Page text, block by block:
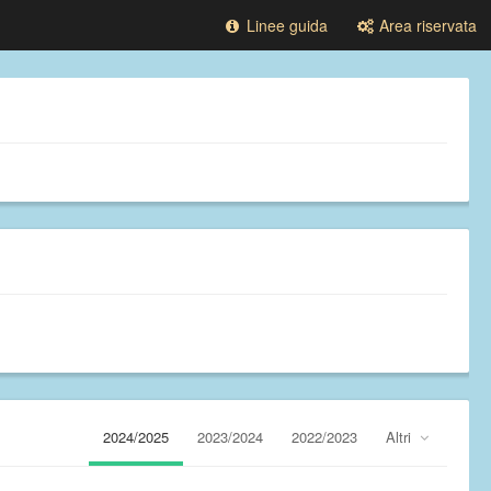
Linee guida Area riservata
2024/2025 2023/2024 2022/2023 Altri